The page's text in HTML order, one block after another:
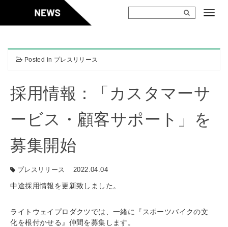
content
Posted in プレスリリース
採用情報：「カスタマーサ
ービス・顧客サポート」を
募集開始
プレスリリース 2022.04.04
中途採用情報を更新致しました。
ライトウェイプロダクツでは、一緒に『スポーツバイクの文
化を根付かせる』仲間を募集します。